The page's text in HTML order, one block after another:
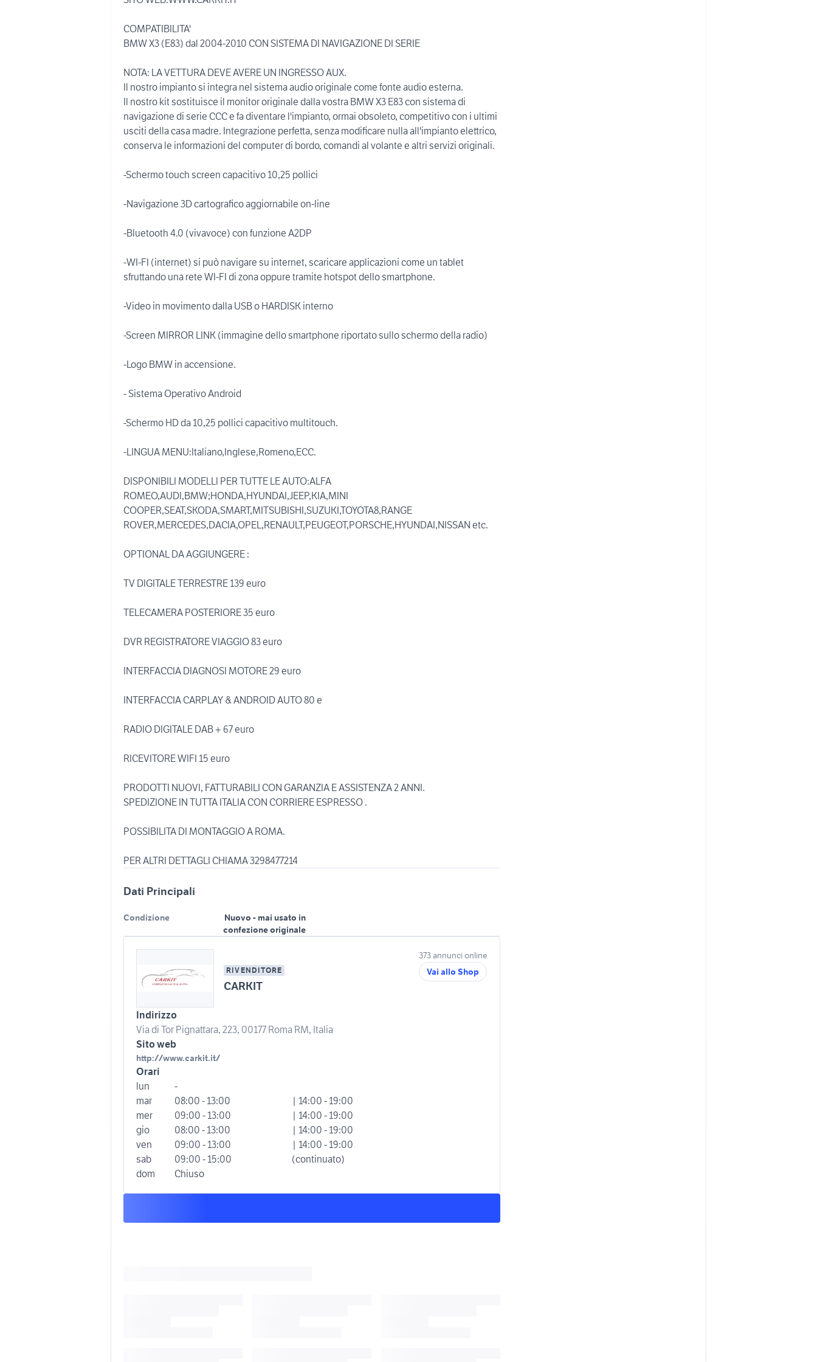
COMPATIBILITA'
BMW X3 (E83) dal 2004-2010 CON SISTEMA DI NAVIGAZIONE DI SERIE
NOTA: LA VETTURA DEVE AVERE UN INGRESSO AUX.
Il nostro impianto si integra nel sistema audio originale come fonte audio esterna.
Il nostro kit sostituisce il monitor originale dalla vostra BMW X3 E83 con sistema di
navigazione di serie CCC e fa diventare l'impianto, ormai obsoleto, competitivo con i ultimi
usciti della casa madre. Integrazione perfetta, senza modificare nulla all'impianto elettrico,
conserva le informazioni del computer di bordo, comandi al volante e altri servizi originali.
-Schermo touch screen capacitivo 10,25 pollici
-Navigazione 3D cartografico aggiornabile on-line
-Bluetooth 4.0 (vivavoce) con funzione A2DP
-WI-FI (internet) si può navigare su internet, scaricare applicazioni come un tablet
sfruttando una rete WI-FI di zona oppure tramite hotspot dello smartphone.
-Video in movimento dalla USB o HARDISK interno
-Screen MIRROR LINK (immagine dello smartphone riportato sullo schermo della radio)
-Logo BMW in accensione.
- Sistema Operativo Android
-Schermo HD da 10,25 pollici capacitivo multitouch.
-LINGUA MENU:Italiano,Inglese,Romeno,ECC.
DISPONIBILI MODELLI PER TUTTE LE AUTO:ALFA
ROMEO,AUDI,BMW;HONDA,HYUNDAI,JEEP,KIA,MINI
COOPER,SEAT,SKODA,SMART,MITSUBISHI,SUZUKI,TOYOTA8,RANGE
ROVER,MERCEDES,DACIA,OPEL,RENAULT,PEUGEOT,PORSCHE,HYUNDAI,NISSAN etc.
OPTIONAL DA AGGIUNGERE :
TV DIGITALE TERRESTRE 139 euro
TELECAMERA POSTERIORE 35 euro
DVR REGISTRATORE VIAGGIO 83 euro
INTERFACCIA DIAGNOSI MOTORE 29 euro
INTERFACCIA CARPLAY & ANDROID AUTO 80 e
RADIO DIGITALE DAB + 67 euro
RICEVITORE WIFI 15 euro
PRODOTTI NUOVI, FATTURABILI CON GARANZIA E ASSISTENZA 2 ANNI.
SPEDIZIONE IN TUTTA ITALIA CON CORRIERE ESPRESSO .
POSSIBILITA DI MONTAGGIO A ROMA.
PER ALTRI DETTAGLI CHIAMA 3298477214
Dati Principali
Condizione
Nuovo - mai usato in
confezione originale
RIVENDITORE
CARKIT
Indirizzo
Via di Tor Pignattara, 223, 00177 Roma RM, Italia
Sito web
http://www.carkit.it/
Orari
lun
-
mar
08:00 - 13:00
| 14:00 - 19:00
mer
09:00 - 13:00
| 14:00 - 19:00
gio
08:00 - 13:00
| 14:00 - 19:00
ven
09:00 - 13:00
| 14:00 - 19:00
sab
09:00 - 15:00
(continuato)
dom
Chiuso
373 annunci online
Vai allo Shop